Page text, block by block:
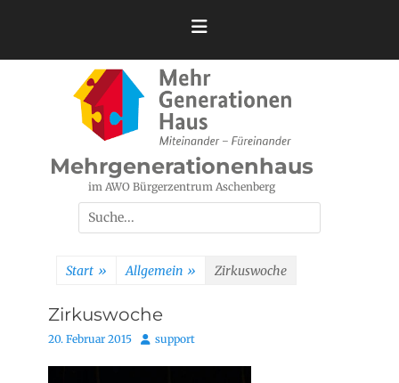
Mehrgenerationenhaus
im AWO Bürgerzentrum Aschenberg
Suchen
nach:
Start » Allgemein » Zirkuswoche
Zirkuswoche
Posted
20. Februar 2015 Autorsupport